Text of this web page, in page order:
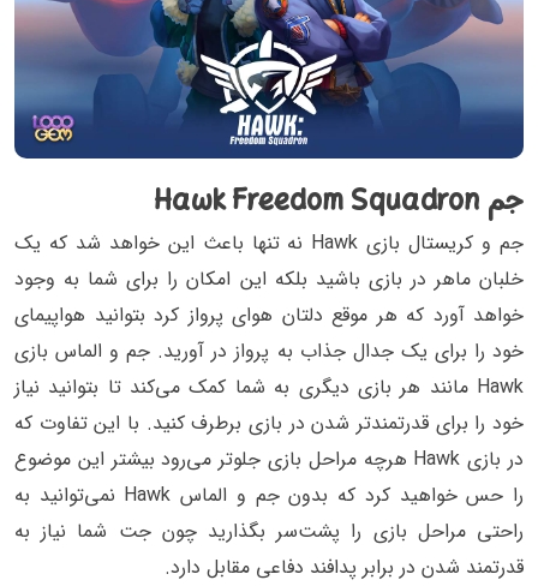
جم Hawk Freedom Squadron
جم و کریستال بازی Hawk نه تنها باعث این خواهد شد که یک
خلبان ماهر در بازی باشید بلکه این امکان را برای شما به وجود
خواهد آورد که هر موقع دلتان هوای پرواز کرد بتوانید هواپیمای
خود را برای یک جدال جذاب به پرواز در آورید. جم و الماس بازی
Hawk مانند هر بازی دیگری به شما کمک می‌کند تا بتوانید نیاز
خود را برای قدرتمندتر شدن در بازی برطرف کنید. با این تفاوت که
در بازی Hawk هرچه مراحل بازی جلوتر می‌رود بیشتر این موضوع
را حس خواهید کرد که بدون جم و الماس Hawk نمی‌توانید به
راحتی مراحل بازی را پشت‌سر بگذارید چون جت شما نیاز به
قدرتمند شدن در برابر پدافند دفاعی مقابل دارد.